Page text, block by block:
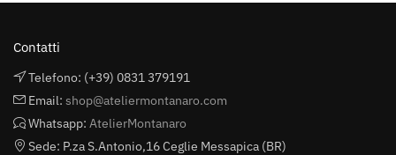
Contatti
Telefono: (+39) 0831 379191
Email: shop@ateliermontanaro.com
Whatsapp: AtelierMontanaro
Sede: P.za S.Antonio,16 Ceglie Messapica (BR)